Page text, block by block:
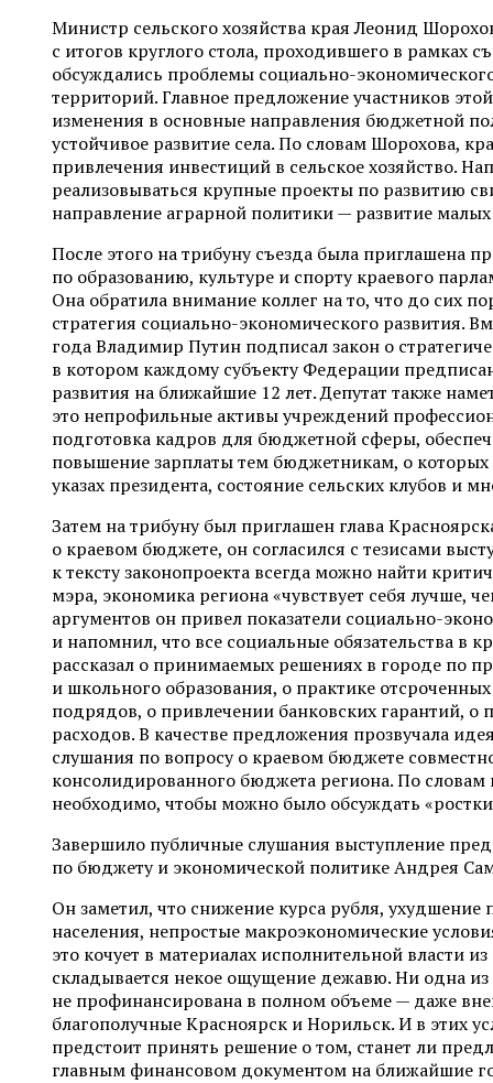
Министр сельского хозяйства края Леонид
с итогов круглого стола, проходившего в рамках
обсуждались проблемы социально-
территорий. Главное предложение участников
изменения в основные направления бюджетной
устойчивое развитие села. По словам Шорохова,
привлечения инвестиций в сельское хозяйство.
реализовываться крупные проекты по развитию
направление аграрной политики — развитие
После этого на трибуну съезда была приглашена
по образованию, культуре и спорту краевого
Она обратила внимание коллег на то, что до сих
стратегия социально-экономического развития.
года Владимир Путин подписал закон о
в котором каждому субъекту Федерации
развития на ближайшие 12 лет. Депутат также
это непрофильные активы учреждений
подготовка кадров для бюджетной сферы,
повышение зарплаты тем бюджетникам, о которых
указах президента, состояние сельских клубов и
Затем на трибуну был приглашен глава
о краевом бюджете, он согласился с тезисами
к тексту законопроекта всегда можно найти
мэра, экономика региона «чувствует себя лучше,
аргументов он привел показатели социально-
и напомнил, что все социальные обязательства в
рассказал о принимаемых решениях в городе по
и школьного образования, о практике
подрядов, о привлечении банковских гарантий,
расходов. В качестве предложения прозвучала
слушания по вопросу о краевом бюджете
консолидированного бюджета региона. По словам
необходимо, чтобы можно было обсуждать
Завершило публичные слушания выступление
по бюджету и экономической политике Андрея
Он заметил, что снижение курса рубля, ухудшение
населения, непростые макроэкономические
это кочует в материалах исполнительной власти
складывается некое ощущение дежавю. Ни одна
не профинансирована в полном объеме — даже
благополучные Красноярск и Норильск. И в этих
предстоит принять решение о том, станет ли
главным финансовом документом на ближайшие